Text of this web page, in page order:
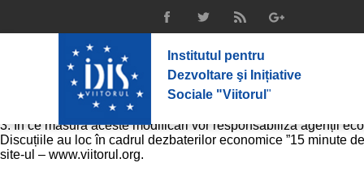
Institutul pentru
Dezvoltare şi Inițiative
Sociale "Viitorul "
Reguli noi pentru cei care nu își
realism economic”
IDIS ”Viitorul” și Radio Europa Liberă anunță o nouă
introducerea sistemului electronic de achiziții”.
Invitatul emisiunii va răspunde la următoarele întrebări:
1. Cum funcționează mecanismul de includere a operatorilor
2. Ce presupun noile modificări privind întocmirea listei de
3. În ce masură aceste modificări vor responsabiliza agenții
Discuțiile au loc în cadrul dezbaterilor economice ”15 minute
site-ul – www.viitorul.org.